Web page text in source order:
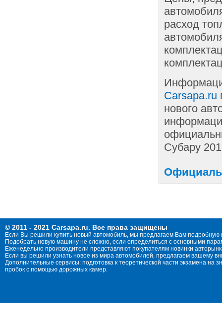
расход
Carsapa.ru
нового
Субару
© 2011 - 2021 Carsapa.ru. Все права защищены
Если Вы решили купить новый автомобиль, мы предлагаем Вам
Подобрать новую машину не сложно, если определиться с основными
Еженедельно производители представляют покупателям новинки
Если вы решили узнать новое из мира автомобилей, предлагаем вашему
Дополнительные сервисы: подготовка к теоретической части экзамена
пробок с помощью дорожных камер.